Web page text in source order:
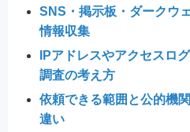
SNS・掲示板・ダークウ
情報収集
IPアドレスやアクセスロ
調査の考え方
依頼できる範囲と公的機
違い